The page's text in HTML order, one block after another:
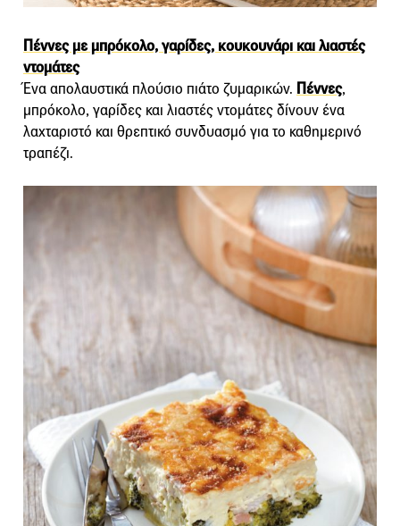
Πέννες με μπρόκολο, γαρίδες, κουκουνάρι και λιαστές
ντομάτες
Ένα απολαυστικά πλούσιο πιάτο ζυμαρικών. Πέννες,
μπρόκολο, γαρίδες και λιαστές ντομάτες δίνουν ένα
λαχταριστό και θρεπτικό συνδυασμό για το καθημερινό
τραπέζι.